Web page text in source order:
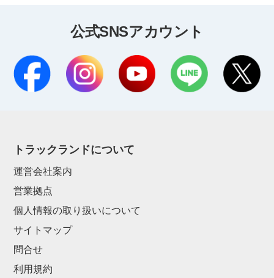
公式SNSアカウント
トラックランドについて
運営会社案内
営業拠点
個人情報の取り扱いについて
サイトマップ
問合せ
利用規約